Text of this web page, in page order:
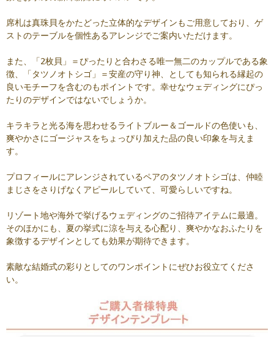
席札は真珠貝をかたどった立体的なデザインもご用意しており、ゲ
ストのテーブルを個性あるアレンジでご案内いただけます。
また、「2枚貝」＝ぴったりと合わさる唯一無二のカップルである象
徴、「タツノオトシゴ」＝安産の守り神、としても知られる縁起の
良いモチーフを含むのもポイントです。幸せなウェディングにぴっ
たりのデザインではないでしょうか。
キラキラと光る海を思わせるライトブルー＆ゴールドの色使いも、
爽やかさにゴージャスをちょっぴり加えた品の良い印象を与えま
す。
プロフィールにアレンジされているペアのタツノオトシゴは、仲睦
まじさをさりげなくアピールしていて、可愛らしいですね。
リゾート地や海外で挙げるウェディングのご招待アイテムに最適。
そのほかにも、夏の挙式に涼を与える心配り、爽やかなおふたりを
象徴するデザインとしても効果が期待できます。
素敵な結婚式の彩りとしてのワンポイントにぜひお役立てくださ
い。